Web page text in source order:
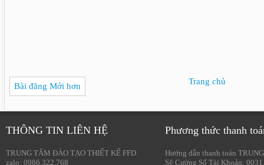
Bài đăng Mới hơn Trang chủ
THÔNG TIN LIÊN HỆ
TRUNG TÂM ĐÀO TẠO THIẾT KẾ FFD
zalo: 0986.322.768
Phương thức thanh
Hướng dẫn thanh toán
Sỹ Cường Số Tài Khoản: